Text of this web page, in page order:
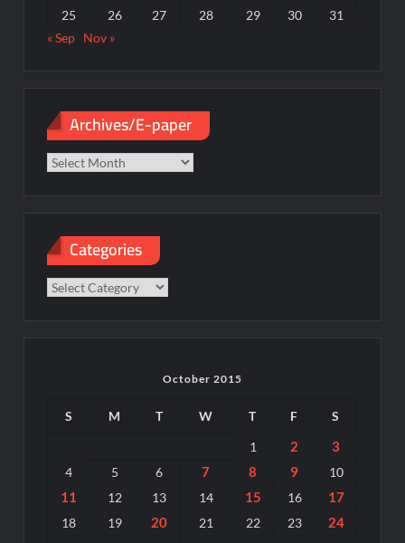
25 26 27 28 29 30
31
« Sep Nov »
Archives/E-paper
Categories
Categories
October 2015
S M T W T F
S
1
2 3
4 5 6 7 8 9 10
11 12 13 14 15 16 17
18 19 20 21 22 23 24